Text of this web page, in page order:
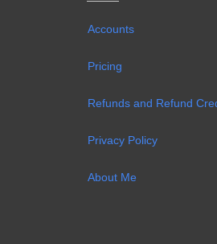
Accounts
Pricing
Refunds and Refund
Privacy Policy
About Me